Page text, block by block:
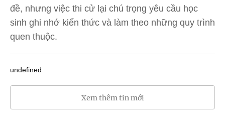
đề, nhưng việc thi cử lại chú trọng yêu cầu học
sinh ghi nhớ kiến thức và làm theo những quy trình
quen thuộc.
undefined
Xem thêm tin mới